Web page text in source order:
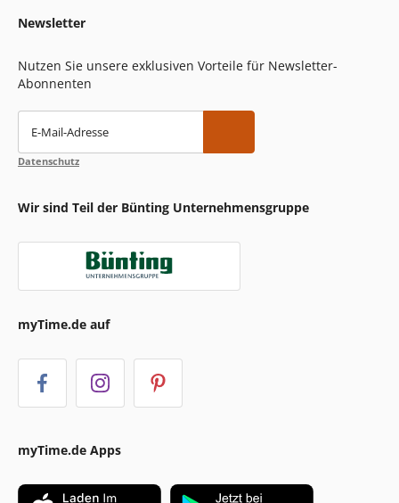
Newsletter
Nutzen Sie unsere exklusiven Vorteile für Newsletter-
Abonnenten
E-Mail-Adresse
Datenschutz
Wir sind Teil der Bünting Unternehmensgruppe
myTime.de auf
myTime.de Apps